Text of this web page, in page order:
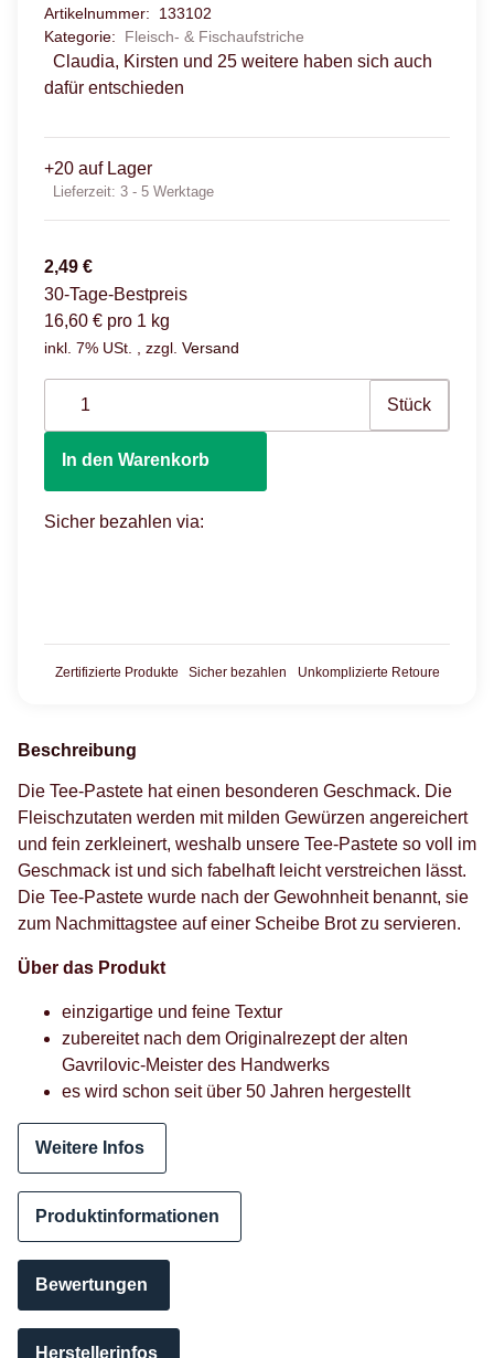
Artikelnummer: 133102
Kategorie: Fleisch- & Fischaufstriche
Claudia, Kirsten und 25 weitere haben sich auch
dafür entschieden
+20 auf Lager
Lieferzeit: 3 - 5 Werktage
2,49 €
30-Tage-Bestpreis
16,60 € pro 1 kg
inkl. 7% USt. , zzgl. Versand
Stück
In den Warenkorb
Sicher bezahlen via:
Zertifizierte Produkte Sicher bezahlen Unkomplizierte Retoure
Beschreibung
Die Tee-Pastete hat einen besonderen Geschmack. Die
Fleischzutaten werden mit milden Gewürzen angereichert
und fein zerkleinert, weshalb unsere Tee-Pastete so voll im
Geschmack ist und sich fabelhaft leicht verstreichen lässt.
Die Tee-Pastete wurde nach der Gewohnheit benannt, sie
zum Nachmittagstee auf einer Scheibe Brot zu servieren.
Über das Produkt
einzigartige und feine Textur
zubereitet nach dem Originalrezept der alten
Gavrilovic-Meister des Handwerks
es wird schon seit über 50 Jahren hergestellt
Weitere Infos
Produktinformationen
Bewertungen
Herstellerinfos